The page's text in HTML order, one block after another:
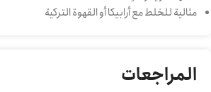
مثالية للخلط مع أرابيكا أو القهوة التركية
المراجعات